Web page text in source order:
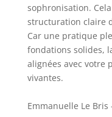
sophronisation.
structuration claire
Car une pratique
fondations solides,
alignées avec votre
vivantes.
Emmanuelle Le